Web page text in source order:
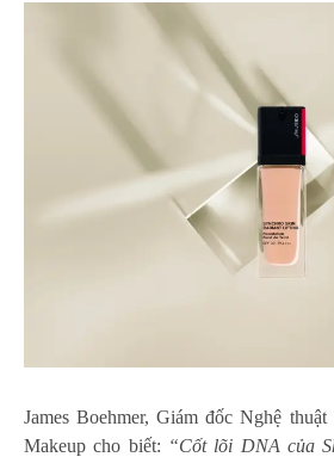
James Boehmer, Giám đốc Nghệ
Makeup cho biết: “Cốt lõi DNA của